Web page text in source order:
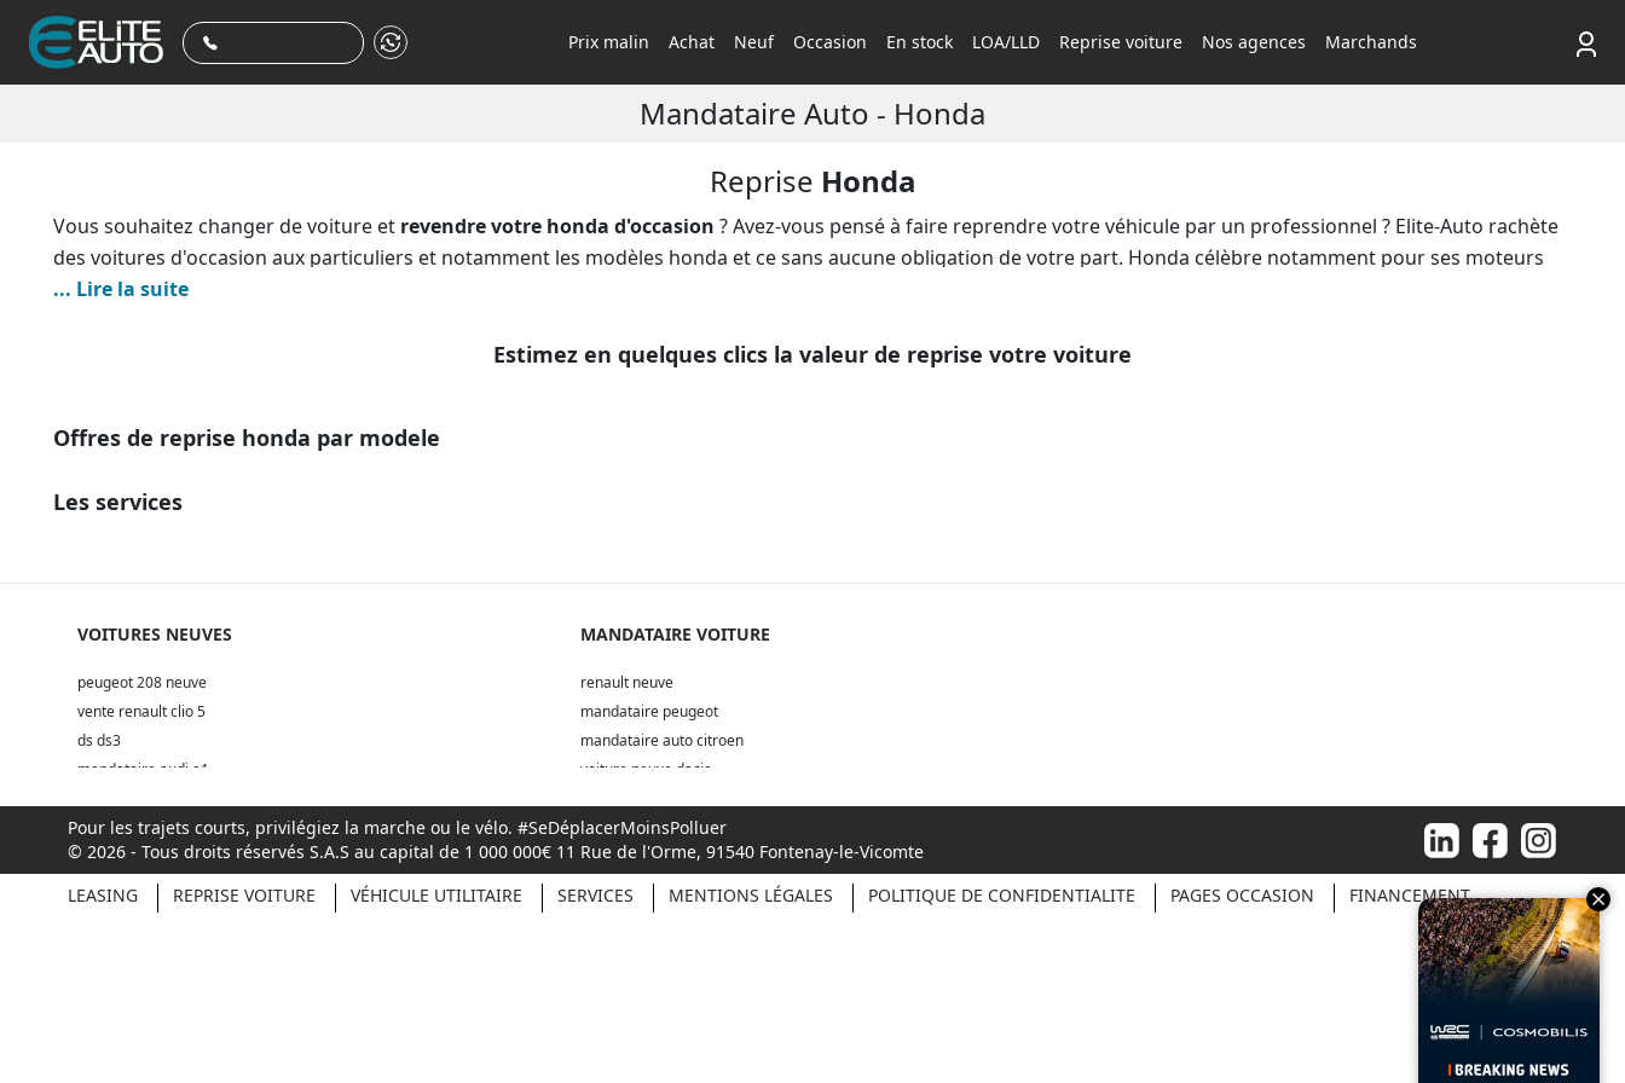
Prix malin Achat Neuf Occasion En stock LOA/LLD Reprise voiture Nos agences Marchands
Mandataire Auto - Honda
Reprise Honda
Vous souhaitez changer de voiture et revendre votre honda d'occasion ? Avez-vous pensé à faire reprendre votre véhicule par un professionnel ? Elite-Auto rachète
des voitures d'occasion aux particuliers et notamment les modèles honda et ce sans aucune obligation de votre part. Honda célèbre notamment pour ses moteurs
fiables et performants, nous sommes capables de vous faire des
vous évitez ainsi les éventuelles complications d'une vente de votre honda entre particuliers. Nous vous rachetons en toute simplicité votre automobile aux
... Lire la suite
Estimez en quelques clics la valeur de reprise votre voiture
Offres de reprise honda par modele
Les services
VOITURES NEUVES
peugeot 208 neuve
vente renault clio 5
ds ds3
mandataire audi a1
MANDATAIRE VOITURE
renault neuve
mandataire peugeot
mandataire auto citroen
voiture neuve dacia
renault neuve
Pour les trajets courts, privilégiez la marche ou le vélo. #SeDéplacerMoinsPolluer
© 2026 - Tous droits réservés S.A.S au capital de 1 000 000€ 11 Rue de l'Orme, 91540 Fontenay-le-Vicomte
LEASING
REPRISE VOITURE VÉHICULE UTILITAIRE SERVICES MENTIONS LÉGALES POLITIQUE DE CONFIDENTIALITE PAGES OCCASION FINANCEMENT